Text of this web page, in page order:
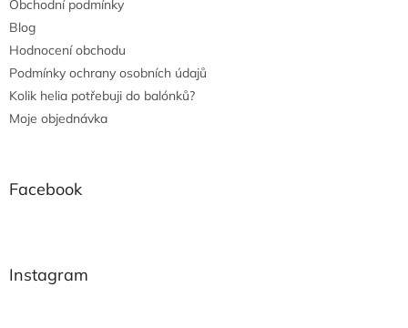
Obchodní podmínky
Blog
Hodnocení obchodu
Podmínky ochrany osobních údajů
Kolik helia potřebuji do balónků?
Moje objednávka
Facebook
Instagram